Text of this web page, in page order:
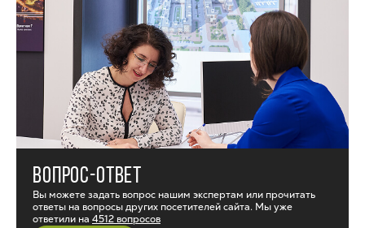
ВОПРОС-ОТВЕТ
Вы можете задать вопрос нашим экспертам или прочитать
ответы на вопросы других посетителей сайта. Мы уже
ответили на 4512 вопросов